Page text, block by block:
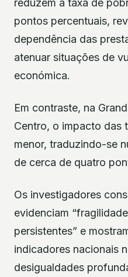
reduzem a taxa de
pontos percentuais,
dependência das
atenuar situações de
económica.
Em contraste, na
Centro, o impacto das
menor, traduzindo-se
de cerca de quatro
Os investigadores
evidenciam
persistentes” e
indicadores nacionais
desigualdades